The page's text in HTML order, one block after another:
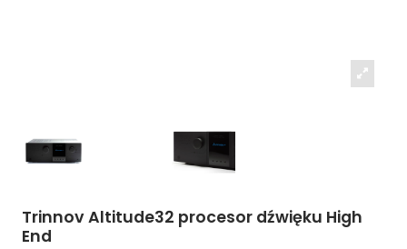
Trinnov Altitude32 procesor dźwięku High
End